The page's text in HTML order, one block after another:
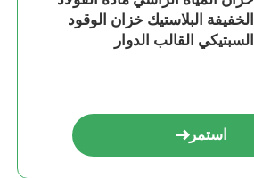
الخفيفة البلاستيك خزان الوقود
السبتيكي القالب الدوار
استمر